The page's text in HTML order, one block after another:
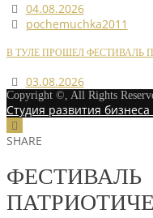
04.08.2026
pochemuchka2011
В ТУЛЕ ПРОШЕЛ ФЕСТИВАЛЬ
03.08.2026
Copyright ©, All Rights
Студия развития бизнеса
SHARE
ФЕСТИВАЛЬ